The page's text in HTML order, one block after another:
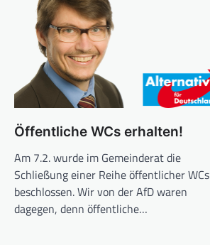
Öffentliche WCs erhalten!
Am 7.2. wurde im Gemeinderat die
Schließung einer Reihe öffentlicher WCs
beschlossen. Wir von der AfD waren
dagegen, denn öffentliche…